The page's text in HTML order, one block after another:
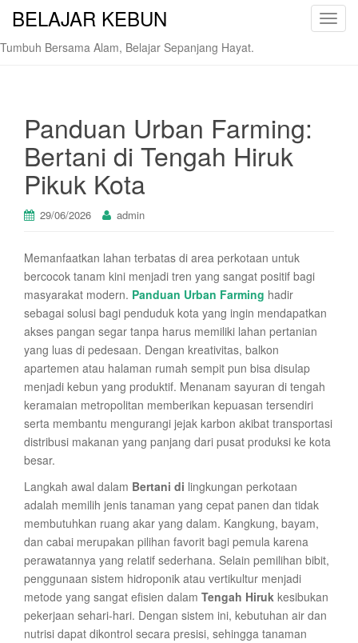
T
BELAJAR KEBUN
Tumbuh Bersama Alam, Belajar Sepanjang Hayat.
Panduan Urban Farming:
Bertani di Tengah Hiruk
Pikuk Kota
29/06/2026 admin
Memanfaatkan lahan terbatas di area perkotaan untuk
bercocok tanam kini menjadi tren yang sangat positif bagi
masyarakat modern. Panduan Urban Farming hadir
sebagai solusi bagi penduduk kota yang ingin mendapatkan
akses pangan segar tanpa harus memiliki lahan pertanian
yang luas di pedesaan. Dengan kreativitas, balkon
apartemen atau halaman rumah sempit pun bisa disulap
menjadi kebun yang produktif. Menanam sayuran di tengah
keramaian metropolitan memberikan kepuasan tersendiri
serta membantu mengurangi jejak karbon akibat transportasi
distribusi makanan yang panjang dari pusat produksi ke kota
besar.
Langkah awal dalam Bertani di lingkungan perkotaan
adalah memilih jenis tanaman yang cepat panen dan tidak
membutuhkan ruang akar yang dalam. Kangkung, bayam,
dan cabai merupakan pilihan favorit bagi pemula karena
perawatannya yang relatif sederhana. Selain pemilihan bibit,
penggunaan sistem hidroponik atau vertikultur menjadi
metode yang sangat efisien dalam Tengah Hiruk kesibukan
pekerjaan sehari-hari. Dengan sistem ini, kebutuhan air dan
nutrisi dapat dikontrol secara presisi, sehingga tanaman